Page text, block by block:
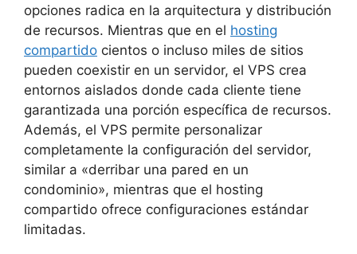
opciones radica en la arquitectura y distribución
de recursos. Mientras que en el hosting
compartido cientos o incluso miles de sitios
pueden coexistir en un servidor, el VPS crea
entornos aislados donde cada cliente tiene
garantizada una porción específica de recursos.
Además, el VPS permite personalizar
completamente la configuración del servidor,
similar a «derribar una pared en un
condominio», mientras que el hosting
compartido ofrece configuraciones estándar
limitadas.